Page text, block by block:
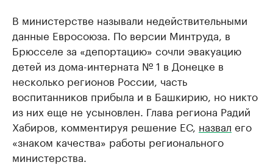
В министерстве называли недействительными
данные Евросоюза. По версии Минтруда, в
Брюсселе за «депортацию» сочли эвакуацию
детей из дома-интерната № 1 в Донецке в
несколько регионов России, часть
воспитанников прибыла и в Башкирию, но никто
из них еще не усыновлен. Глава региона Радий
Хабиров, комментируя решение ЕС, назвал его
«знаком качества» работы регионального
министерства.